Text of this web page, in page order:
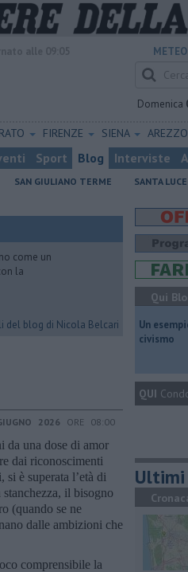
Domenica
FIRENZE SIENA AREZZO
Sport Blog Interviste
SAN GIULIANO TERME SANTA LUCE
come un
la
del blog di Nicola Belcari
2026 ORE 08:00
da una dose di amor
dai riconoscimenti
è superata l’età di
il bisogno
(quando se ne
dalle ambizioni che
comprensibile la
Qui
​Un
civismo
QUI